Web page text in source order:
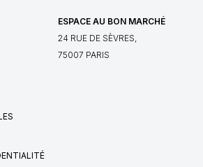
ESPACE AU BON MARCHÉ
24 RUE DE SÈVRES,
75007 PARIS